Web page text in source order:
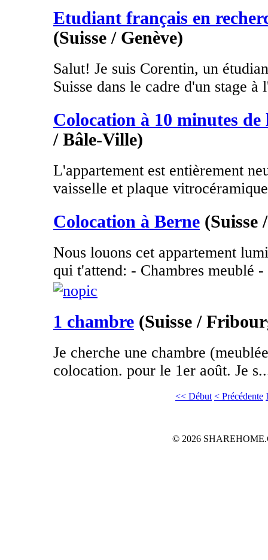
Etudiant français en
(Suisse / Genève)
Salut! Je suis Corentin, un
Suisse dans le cadre d'un stage à
Colocation à 10 minutes de
/ Bâle-Ville)
L'appartement est entièrement
vaisselle et plaque
Colocation à Berne (Suisse
Nous louons cet appartement
qui t'attend: - Chambres meublé
1 chambre (Suisse /
Je cherche une chambre
colocation. pour le 1er août. Je
<< Début < Précédente
© 2026